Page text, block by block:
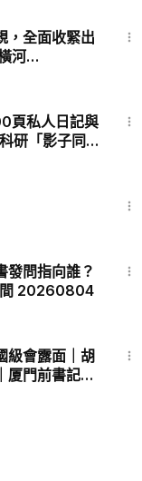
，全面收緊出
河
頁私人日記與
研「影子同
發問指向誰？
間 20260804
級會露面｜胡
厦門前書記崔
門話題